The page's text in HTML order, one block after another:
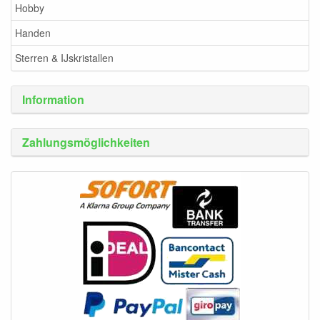
Hobby
Handen
Sterren & IJskristallen
Information
Zahlungsmöglichkeiten